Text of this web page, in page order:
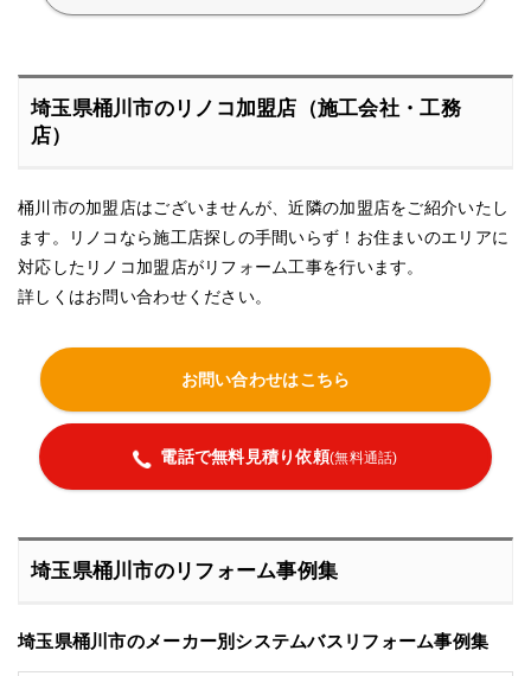
埼玉県桶川市のリノコ加盟店（施工会社・工務
店）
桶川市の加盟店はございませんが、近隣の加盟店をご紹介いたし
ます。リノコなら施工店探しの手間いらず！お住まいのエリアに
対応したリノコ加盟店がリフォーム工事を行います。
詳しくはお問い合わせください。
お問い合わせはこちら
電話で無料見積り依頼(無料通話)
埼玉県桶川市のリフォーム事例集
埼玉県桶川市のメーカー別システムバスリフォーム事例集